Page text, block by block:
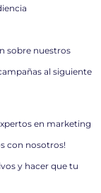
sobre nuestros
al siguiente
en marketing
con nosotros!
y hacer que tu